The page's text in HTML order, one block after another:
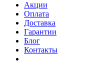
Акции
Оплата
Доставка
Гарантии
Блог
Контакты